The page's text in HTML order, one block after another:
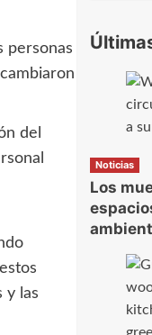
personas
del
y las
Noticias
Los